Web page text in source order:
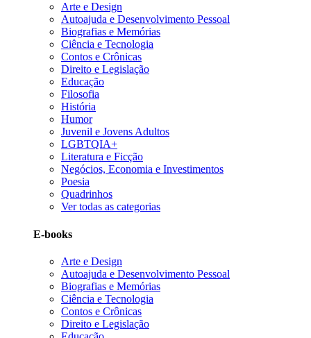
Arte e Design
Autoajuda e Desenvolvimento Pessoal
Biografias e Memórias
Ciência e Tecnologia
Contos e Crônicas
Direito e Legislação
Educação
Filosofia
História
Humor
Juvenil e Jovens Adultos
LGBTQIA+
Literatura e Ficção
Negócios, Economia e Investimentos
Poesia
Quadrinhos
Ver todas as categorias
E-books
Arte e Design
Autoajuda e Desenvolvimento Pessoal
Biografias e Memórias
Ciência e Tecnologia
Contos e Crônicas
Direito e Legislação